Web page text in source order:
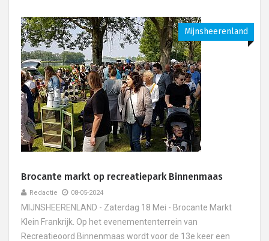
Mijnsheerenland
Brocante markt op recreatiepark Binnenmaas
Redactie 08-05-2024
MIJNSHEERENLAND - Zaterdag 18 Mei - Brocante Markt
Klein Frankrijk. Op het evenemententerrein van
Recreatieoord Binnenmaas wordt voor de 13e keer een